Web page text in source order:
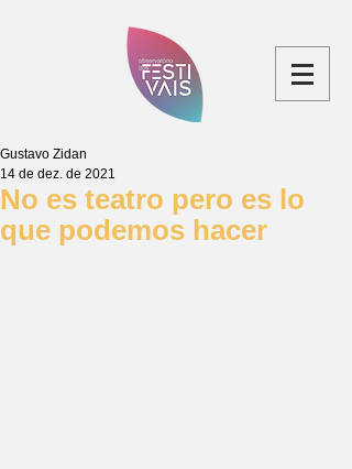
No es teatro pero es lo
que podemos hacer
Gustavo Zidan
14 de dez. de 2021